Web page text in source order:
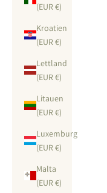
(EUR €)
Kroatien
(EUR €)
Lettland
(EUR €)
Litauen
(EUR €)
Luxemburg
(EUR €)
Malta
(EUR €)